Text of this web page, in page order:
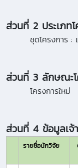
ส่วนที่ 2 ประเภท
ชุดโครงการ :
ส่วนที่ 3 ลักษณะ
โครงการใหม่
ส่วนที่ 4 ข้อมูลเจ้
รายชื่อนักวิจัย